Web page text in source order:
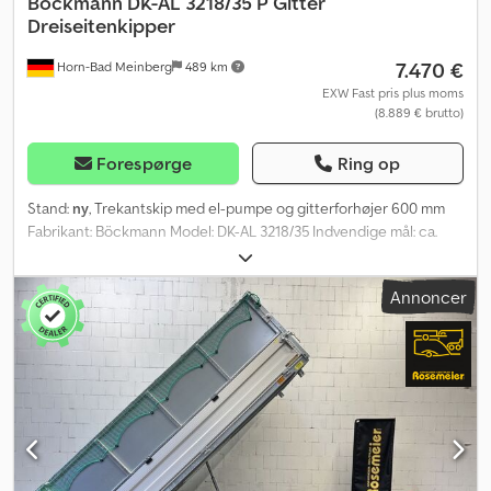
Horn-Bad Meinberg 489 km
Dreiseitenkipper
7.470 €
EXW Fast pris plus moms
(8.889 € brutto)
Forespørge Ring op
Stand: ny, Trekantskip med el-pumpe og gitterforhøjer 600 mm
Fabrikant: Böckmann Model: DK-AL 3218/35 Indvendige mål: ca.
3240 x 1800 x 950 mm L.W.H. Tilladt totalvægt: 3500 kg Egenvægt:
ca. 1118 kg Nyttelast: ca. 1382 kg (nyttelasten kan variere afhængig
af udstyr og konstruktion) Dæk: 14 tommer Elektrisk
hydraulikpumpe med batteri (12 V/88H) og nødmanuelt pumpe
Løvnet-gitterforhøjer, 3-sidet svingbar, 600 mm Lastsikringsnet
Automatisk støttehjul Aftagelige stålhjørner Aftagelige sider
Cedpfx Asy I Eqdjm Tsrf Pendellåge 4 stabile, klapfrie
surringsbøjler Sikkerhedsstøtte til fastgørelse af tipslad ved
vedligeholdelsesarbejde Robuste vinkelhåndtaglåse på siderne
Plastikskærme bag inkl. stænklapper Stabil skridsikker bundplade
med galvaniseret stålpladebund til høj punktbelastning 2 store
Annoncer